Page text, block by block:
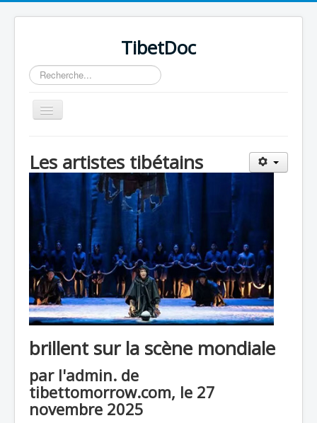
TibetDoc
Rechercher
Basculer
la
Les artistes tibétains
brillent sur la scène mondiale
par l'admin. de
tibettomorrow.com, le 27
novembre 2025